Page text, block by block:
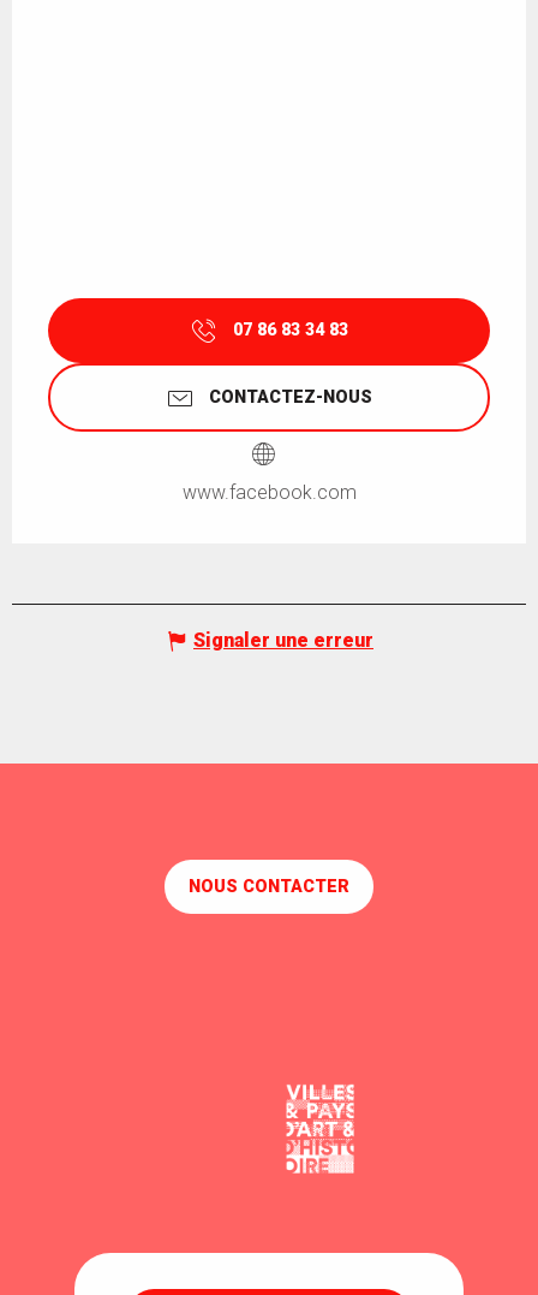
07 86 83 34 83
CONTACTEZ-NOUS
www.facebook.com
Signaler une erreur
NOUS CONTACTER